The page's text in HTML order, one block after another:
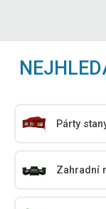
Párty
Zahradní